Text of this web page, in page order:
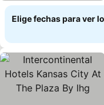
Elige fechas para ver